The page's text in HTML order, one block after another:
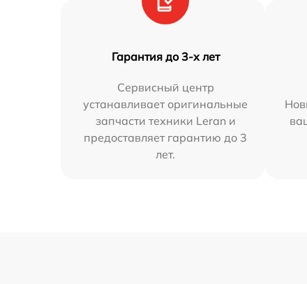
Гарантия до 3-х лет
Сервисный центр
устанавливает оригинальные
запчасти техники Leran и
предоставляет гарантию до 3
лет.